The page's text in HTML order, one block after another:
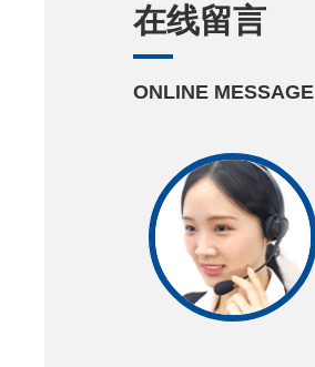
在线留言
ONLINE MESSAGE